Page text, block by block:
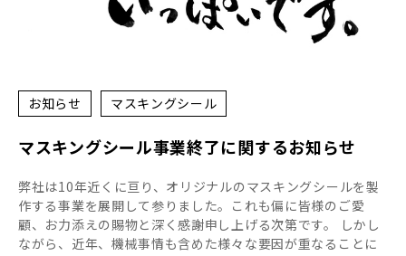
お知らせ マスキングシール
マスキングシール事業終了に関するお知らせ
弊社は10年近くに亘り、オリジナルのマスキングシールを製
作する事業を展開して参りました。これも偏に皆様のご愛
顧、お力添えの賜物と深く感謝申し上げる次第です。 しかし
ながら、近年、機械事情も含めた様々な要因が重なることに